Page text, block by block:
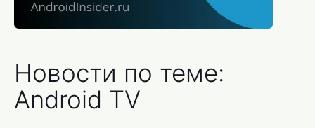
Новости по теме:
Android TV